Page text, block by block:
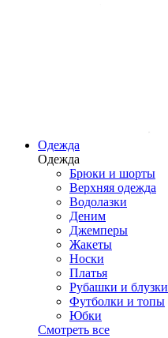
Одежда
Одежда
Брюки и шорты
Верхняя одежда
Водолазки
Деним
Джемперы
Жакеты
Носки
Платья
Рубашки и блузки
Футболки и топы
Юбки
Смотреть все